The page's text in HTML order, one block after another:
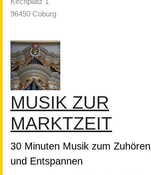
Kirchplatz 1
96450 Coburg
MUSIK ZUR
MARKTZEIT
30 Minuten Musik zum
und Entspannen